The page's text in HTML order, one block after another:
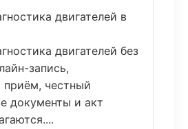
двигателей в
двигателей без
запись,
приём, честный
документы и акт